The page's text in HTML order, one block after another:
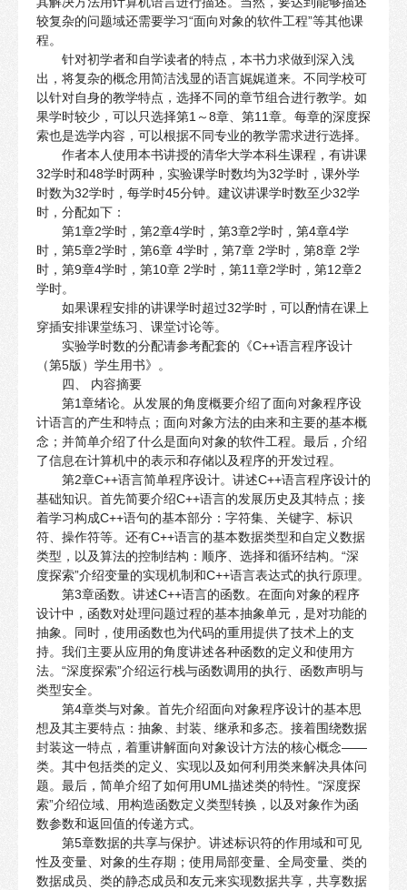
较复杂的问题域还需要学习“面向对象的软件工程”等其他课
程。
针对初学者和自学读者的特点，本书力求做到深入浅
出，将复杂的概念用简洁浅显的语言娓娓道来。不同学校可
以针对自身的教学特点，选择不同的章节组合进行教学。如
果学时较少，可以只选择第1～8章、第11章。每章的深度探
索也是选学内容，可以根据不同专业的教学需求进行选择。
作者本人使用本书讲授的清华大学本科生课程，有讲课
32学时和48学时两种，实验课学时数均为32学时，课外学
时数为32学时，每学时45分钟。建议讲课学时数至少32学
时，分配如下：
第1章2学时，第2章4学时，第3章2学时，第4章4学
时，第5章2学时，第6章 4学时，第7章 2学时，第8章 2学
时，第9章4学时，第10章 2学时，第11章2学时，第12章2
学时。
如果课程安排的讲课学时超过32学时，可以酌情在课上
穿插安排课堂练习、课堂讨论等。
实验学时数的分配请参考配套的《C++语言程序设计
（第5版）学生用书》。
四、 内容摘要
第1章绪论。从发展的角度概要介绍了面向对象程序设
计语言的产生和特点；面向对象方法的由来和主要的基本概
念；并简单介绍了什么是面向对象的软件工程。最后，介绍
了信息在计算机中的表示和存储以及程序的开发过程。
第2章C++语言简单程序设计。讲述C++语言程序设计的
基础知识。首先简要介绍C++语言的发展历史及其特点；接
着学习构成C++语句的基本部分：字符集、关键字、标识
符、操作符等。还有C++语言的基本数据类型和自定义数据
类型，以及算法的控制结构：顺序、选择和循环结构。“深
度探索”介绍变量的实现机制和C++语言表达式的执行原理。
第3章函数。讲述C++语言的函数。在面向对象的程序
设计中，函数对处理问题过程的基本抽象单元，是对功能的
抽象。同时，使用函数也为代码的重用提供了技术上的支
持。我们主要从应用的角度讲述各种函数的定义和使用方
法。“深度探索”介绍运行栈与函数调用的执行、函数声明与
类型安全。
第4章类与对象。首先介绍面向对象程序设计的基本思
想及其主要特点：抽象、封装、继承和多态。接着围绕数据
封装这一特点，着重讲解面向对象设计方法的核心概念——
类。其中包括类的定义、实现以及如何利用类来解决具体问
题。最后，简单介绍了如何用UML描述类的特性。“深度探
索”介绍位域、用构造函数定义类型转换，以及对象作为函
数参数和返回值的传递方式。
第5章数据的共享与保护。讲述标识符的作用域和可见
性及变量、对象的生存期；使用局部变量、全局变量、类的
数据成员、类的静态成员和友元来实现数据共享，共享数据